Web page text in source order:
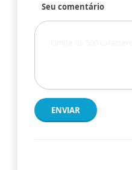
Seu comentário
ENVIAR